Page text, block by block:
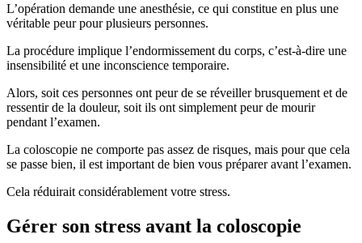
L’opération demande une anesthésie, ce qui constitue en plus une
véritable peur pour plusieurs personnes.
La procédure implique l’endormissement du corps, c’est-à-dire une
insensibilité et une inconscience temporaire.
Alors, soit ces personnes ont peur de se réveiller brusquement et de
ressentir de la douleur, soit ils ont simplement peur de mourir
pendant l’examen.
La coloscopie ne comporte pas assez de risques, mais pour que cela
se passe bien, il est important de bien vous préparer avant l’examen.
Cela réduirait considérablement votre stress.
Gérer son stress avant la coloscopie